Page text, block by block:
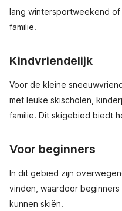
lang wintersportweekend
familie.
Kindvriendelijk
Voor de kleine
met leuke skischolen,
familie. Dit skigebied biedt
Voor beginners
In dit gebied zijn
vinden, waardoor
kunnen skiën.